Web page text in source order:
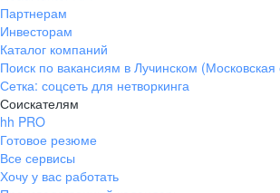
Партнерам
Инвесторам
Каталог компаний
Поиск по вакансиям в Лучинском (Московская
Сетка: соцсеть для нетворкинга
Соискателям
hh PRO
Готовое резюме
Все сервисы
Хочу у вас работать